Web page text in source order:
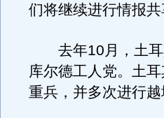
们将继续进行情报共
去年10月，土耳
库尔德工人党。土
重兵，并多次进行越